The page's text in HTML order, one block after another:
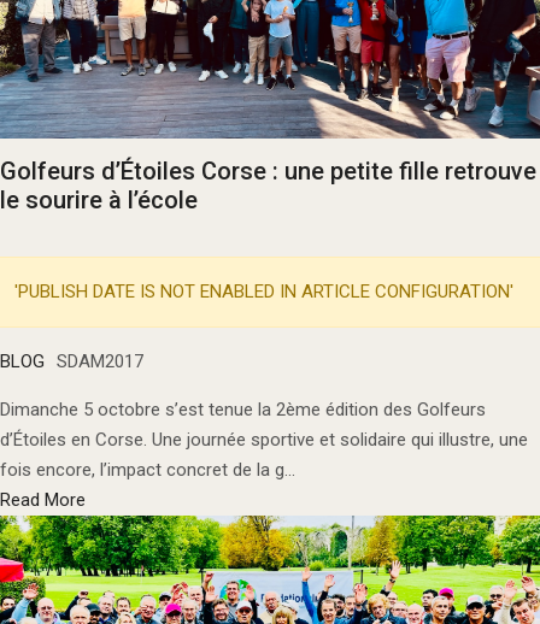
Golfeurs d’Étoiles Corse : une petite fille retrouve
le sourire à l’école
'PUBLISH DATE IS NOT ENABLED IN ARTICLE CONFIGURATION'
BLOG SDAM2017
Dimanche 5 octobre s’est tenue la 2ème édition des Golfeurs
d’Étoiles en Corse. Une journée sportive et solidaire qui illustre, une
fois encore, l’impact concret de la g...
Read More